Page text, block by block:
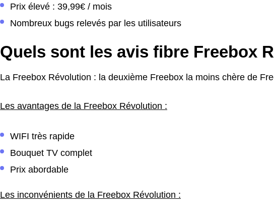
Prix élevé : 39,99€ / mois
Nombreux bugs relevés par les utilisateurs
Quels sont les avis fibre Freebox
La Freebox Révolution : la deuxième Freebox la moins chère de
Les avantages de la Freebox Révolution :
WIFI très rapide
Bouquet TV complet
Prix abordable
Les inconvénients de la Freebox Révolution :